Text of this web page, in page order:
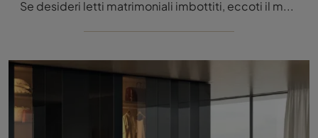
Se desideri letti matrimoniali imbottiti, eccoti il modello Sound in tessuto per valorizzare la zona notte.